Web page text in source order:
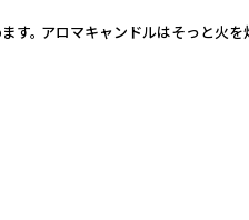
。 アロマキャンドルはそっと火